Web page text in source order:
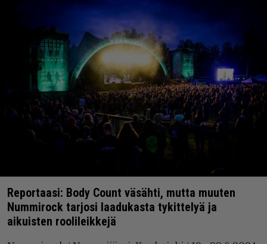
Reportaasi: Body Count väsähti, mutta muuten
Nummirock tarjosi laadukasta tykittelyä ja
aikuisten roolileikkejä